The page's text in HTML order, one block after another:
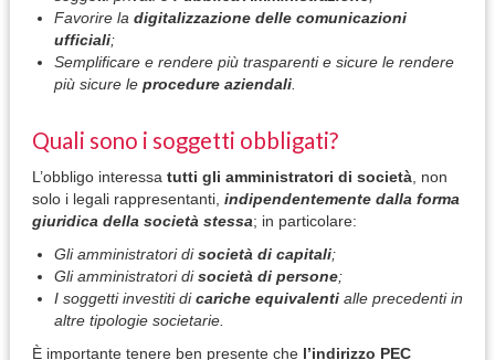
Favorire la digitalizzazione delle comunicazioni
ufficiali;
Semplificare e rendere più trasparenti e sicure le rendere
più sicure le procedure aziendali.
Quali sono i soggetti obbligati?
L’obbligo interessa tutti gli amministratori di società, non
solo i legali rappresentanti, indipendentemente dalla forma
giuridica della società stessa; in particolare:
Gli amministratori di società di capitali;
Gli amministratori di società di persone;
I soggetti investiti di cariche equivalentialle precedenti in
altre tipologie societarie.
È importante tenere ben presente che l’indirizzo PEC